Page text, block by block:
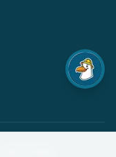
103 005